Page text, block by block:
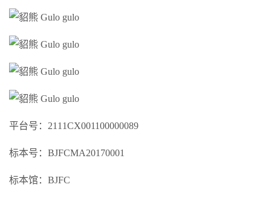
平台号：2111CX001100000089
标本号：BJFCMA20170001
标本馆：BJFC